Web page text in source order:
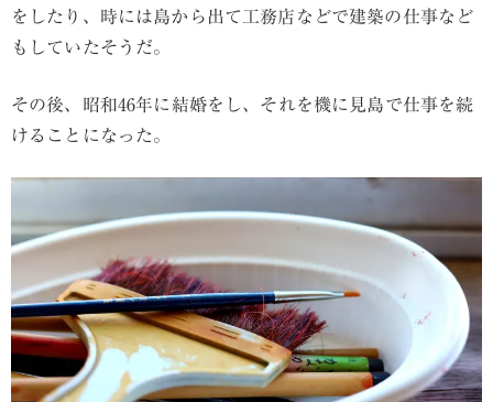
をしたり、時には島から出て工務店などで建築の仕事など
もしていたそうだ。
その後、昭和46年に結婚をし、それを機に見島で仕事を続
けることになった。